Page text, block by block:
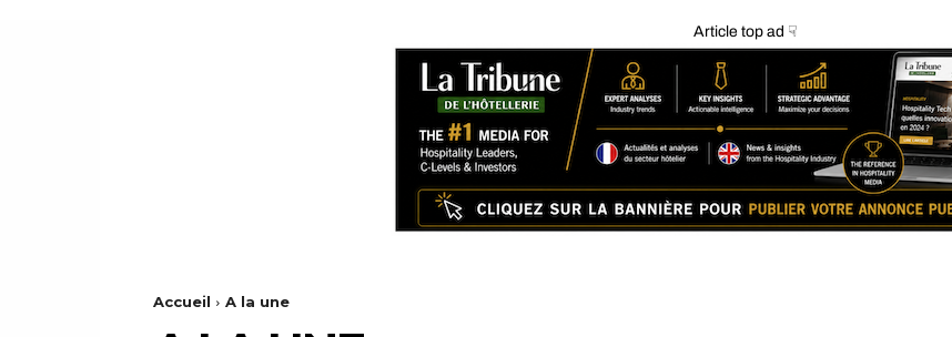
Article top ad ☟
Accueil A la une